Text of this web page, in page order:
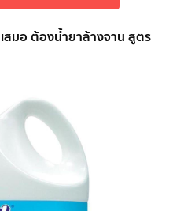
สมอ ต้องน้ำยาล้างจาน สูตร